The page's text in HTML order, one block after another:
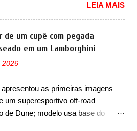
versão hatchback do Logus
depois de um ano de atraso. A
1994 foi marcava pelos
alemães, japoneses e coreanos
arrancando corações em
nas vendas em 1994 foram o
que vinha em 3 versões de
sendo duas do hatch e o sedan, a
na China as primeiras
para o Z20, um misto de hatch
que é vendido no mercado chinês
lançamento, em 2024. Agora, o
por sua primeira mudança
mudará de nome. Vendido
ser vendido na China apenas
Junto das mudanças visuais, a
que ele pode ser um dos
LEIA MAIS
um cupê com pegada
em um Lamborghini
2026
as primeiras imagens
um superesportivo off-road
de Dune; modelo usa base do